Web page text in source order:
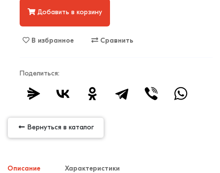
Добавить в корзину
В избранное Сравнить
Поделиться:
Вернуться в каталог
Описание Характеристики